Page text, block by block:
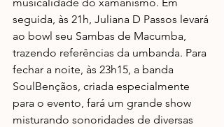
seguida, às 21h, Juliana D Passos levará
ao bowl seu Sambas de Macumba,
trazendo referências da umbanda. Para
fechar a noite, às 23h15, a banda
SoulBençãos, criada especialmente
para o evento, fará um grande show
misturando sonoridades de diversas